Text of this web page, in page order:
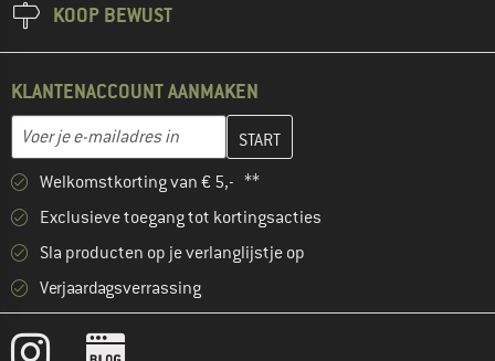
KOOP BEWUST
KLANTENACCOUNT AANMAKEN
E-mailadres
Vul je e-mailadres hier in en maak in de volgende stap je
Welkomstkorting van € 5,- **
Exclusieve toegang tot kortingsacties
Sla producten op je verlanglijstje op
Verjaardagsverrassing